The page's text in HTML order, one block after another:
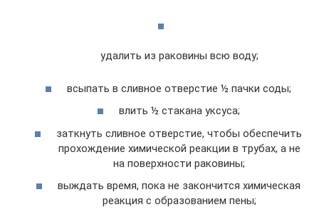
удалить из раковины всю воду;
всыпать в сливное отверстие ½ пачки соды;
влить ½ стакана уксуса;
заткнуть сливное отверстие, чтобы обеспечить
прохождение химической реакции в трубах, а не
на поверхности раковины;
выждать время, пока не закончится химическая
реакция с образованием пены;